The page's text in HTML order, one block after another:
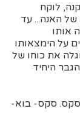
לוקח
של האנה... עד
אותו
על הימצאותו
את כוחו של
היחיד
סקס. סקס- בוא-